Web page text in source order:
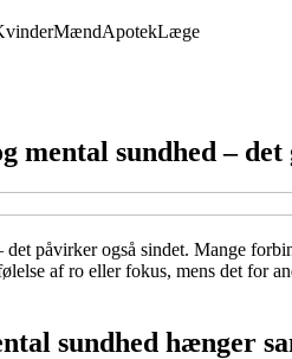
MændApotekLæge
mental sundhed – det
påvirker også sindet. Mange
af ro eller fokus, mens det for
sundhed hænger